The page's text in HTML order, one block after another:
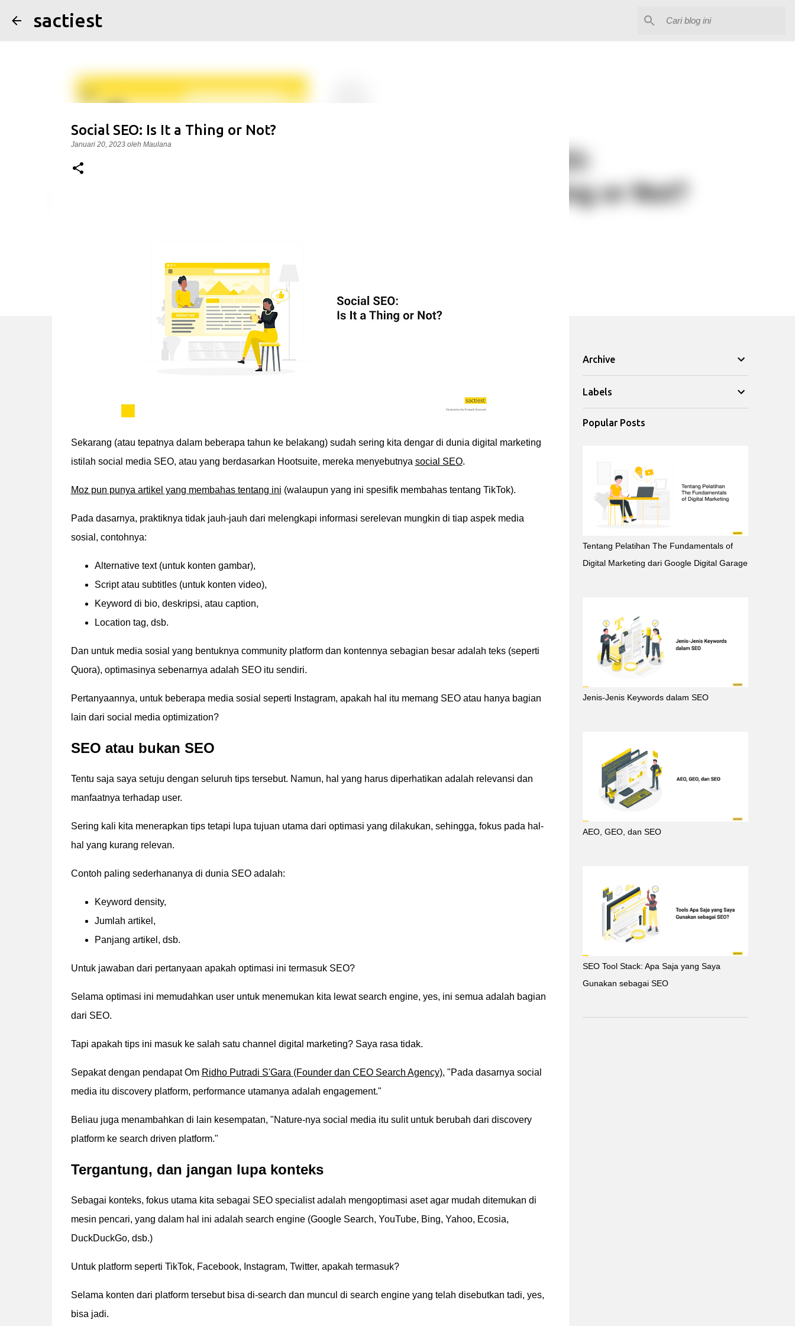
sactiest
Social SEO: Is It a Thing or Not?
Januari 20, 2023 oleh Maulana
Sekarang (atau tepatnya dalam beberapa tahun ke belakang) sudah sering kita dengar di dunia digital marketing
istilah social media SEO, atau yang berdasarkan Hootsuite, mereka menyebutnya social SEO.
Moz pun punya artikel yang membahas tentang ini (walaupun yang ini spesifik membahas tentang TikTok).
Pada dasarnya, praktiknya tidak jauh-jauh dari melengkapi informasi serelevan mungkin di tiap aspek media
sosial, contohnya:
Alternative text (untuk konten gambar),
Script atau subtitles (untuk konten video),
Keyword di bio, deskripsi, atau caption,
Location tag, dsb.
Dan untuk media sosial yang bentuknya community platform dan kontennya sebagian besar adalah teks (seperti
Quora), optimasinya sebenarnya adalah SEO itu sendiri.
Pertanyaannya, untuk beberapa media sosial seperti Instagram, apakah hal itu memang SEO atau hanya bagian
lain dari social media optimization?
SEO atau bukan SEO
Tentu saja saya setuju dengan seluruh tips tersebut. Namun, hal yang harus diperhatikan adalah relevansi dan
manfaatnya terhadap user.
Sering kali kita menerapkan tips tetapi lupa tujuan utama dari optimasi yang dilakukan, sehingga, fokus pada hal-
hal yang kurang relevan.
Contoh paling sederhananya di dunia SEO adalah:
Keyword density,
Jumlah artikel,
Panjang artikel, dsb.
Untuk jawaban dari pertanyaan apakah optimasi ini termasuk SEO?
Selama optimasi ini memudahkan user untuk menemukan kita lewat search engine, yes, ini semua adalah bagian
dari SEO.
Tapi apakah tips ini masuk ke salah satu channel digital marketing? Saya rasa tidak.
Sepakat dengan pendapat Om Ridho Putradi S'Gara (Founder dan CEO Search Agency), "Pada dasarnya social
media itu discovery platform, performance utamanya adalah engagement."
Beliau juga menambahkan di lain kesempatan, "Nature-nya social media itu sulit untuk berubah dari discovery
platform ke search driven platform."
Tergantung, dan jangan lupa konteks
Sebagai konteks, fokus utama kita sebagai SEO specialist adalah mengoptimasi aset agar mudah ditemukan di
mesin pencari, yang dalam hal ini adalah search engine (Google Search, YouTube, Bing, Yahoo, Ecosia,
DuckDuckGo, dsb.)
Untuk platform seperti TikTok, Facebook, Instagram, Twitter, apakah termasuk?
Selama konten dari platform tersebut bisa di-search dan muncul di search engine yang telah disebutkan tadi, yes,
bisa jadi.
Archive
Labels
Popular Posts
Tentang Pelatihan The Fundamentals of
Digital Marketing dari Google Digital Garage
Jenis-Jenis Keywords dalam SEO
AEO, GEO, dan SEO
SEO Tool Stack: Apa Saja yang Saya
Gunakan sebagai SEO